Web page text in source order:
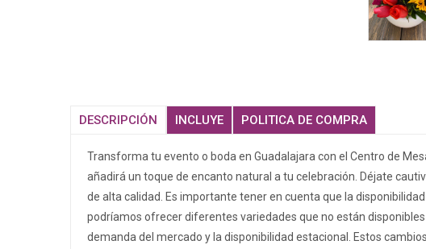
DESCRIPCIÓN INCLUYE POLITICA DE COMPRA
Transforma tu evento o boda en Guadalajara con el Centro de
añadirá un toque de encanto natural a tu celebración. Déjate
de alta calidad. Es importante tener en cuenta que la
podríamos ofrecer diferentes variedades que no están
demanda del mercado y la disponibilidad estacional. Estos